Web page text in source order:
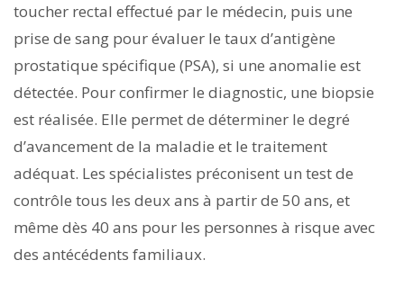
toucher rectal effectué par le médecin, puis une
prise de sang pour évaluer le taux d’antigène
prostatique spécifique (PSA), si une anomalie est
détectée. Pour confirmer le diagnostic, une biopsie
est réalisée. Elle permet de déterminer le degré
d’avancement de la maladie et le traitement
adéquat. Les spécialistes préconisent un test de
contrôle tous les deux ans à partir de 50 ans, et
même dès 40 ans pour les personnes à risque avec
des antécédents familiaux.